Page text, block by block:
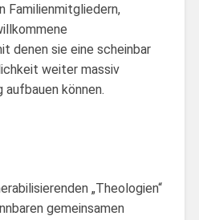
Familienmitgliedern,
denen sie eine scheinbar
weiter massiv
können.
„Theologien“
gemeinsamen